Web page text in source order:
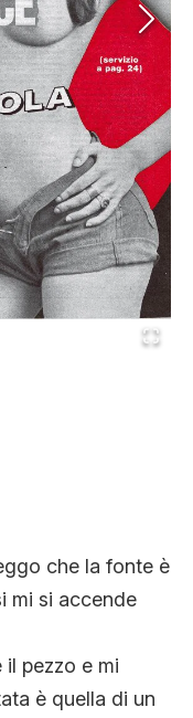
che la fonte è
mi si accende
pezzo e mi
è quella di un